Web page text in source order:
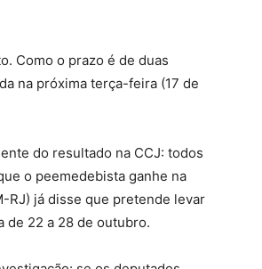
Como o prazo é de duas
na próxima terça-feira (17 de
do resultado na CCJ: todos
o peemedebista ganhe na
RJ) já disse que pretende levar
de 22 a 28 de outubro.